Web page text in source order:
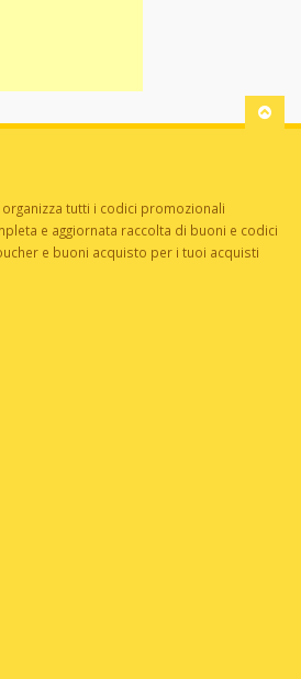
tutti i codici promozionali
e aggiornata raccolta di buoni e codici
e buoni acquisto per i tuoi acquisti